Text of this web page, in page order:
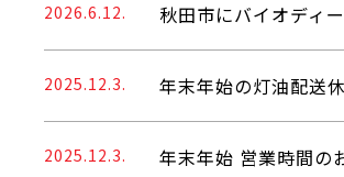
2026.6.12. 秋田市にバイオディ
2025.12.3. 年末年始の灯油配送
2025.12.3. 年末年始 営業時間の